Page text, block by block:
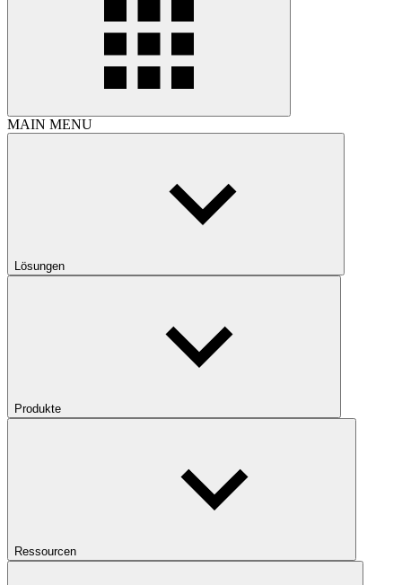
MAIN MENU
Lösungen
Produkte
Ressourcen